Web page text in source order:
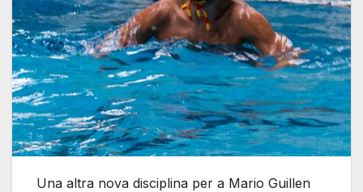
Una altra nova disciplina per a Mario Guillen